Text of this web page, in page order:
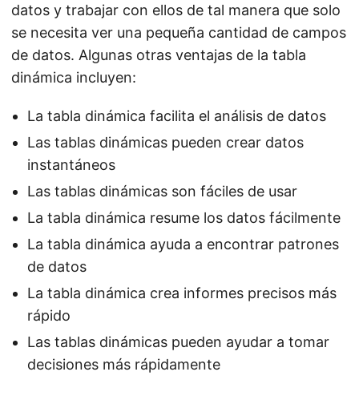
datos y trabajar con ellos de tal manera que solo
se necesita ver una pequeña cantidad de campos
de datos. Algunas otras ventajas de la tabla
dinámica incluyen:
La tabla dinámica facilita el análisis de datos
Las tablas dinámicas pueden crear datos
instantáneos
Las tablas dinámicas son fáciles de usar
La tabla dinámica resume los datos fácilmente
La tabla dinámica ayuda a encontrar patrones
de datos
La tabla dinámica crea informes precisos más
rápido
Las tablas dinámicas pueden ayudar a tomar
decisiones más rápidamente